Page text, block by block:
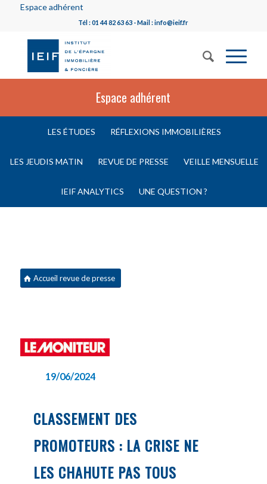
Espace adhérent
Tél : 01 44 82 63 63 - Mail : info@ieif.fr
Espace adhérent
LES ÉTUDES RÉFLEXIONS IMMOBILIÈRES
LES JEUDIS MATIN REVUE DE PRESSE VEILLE MENSUELLE
IEIF ANALYTICS UNE QUESTION ?
Accueil revue de presse
19/06/2024
CLASSEMENT DES
PROMOTEURS : LA CRISE NE
LES CHAHUTE PAS TOUS